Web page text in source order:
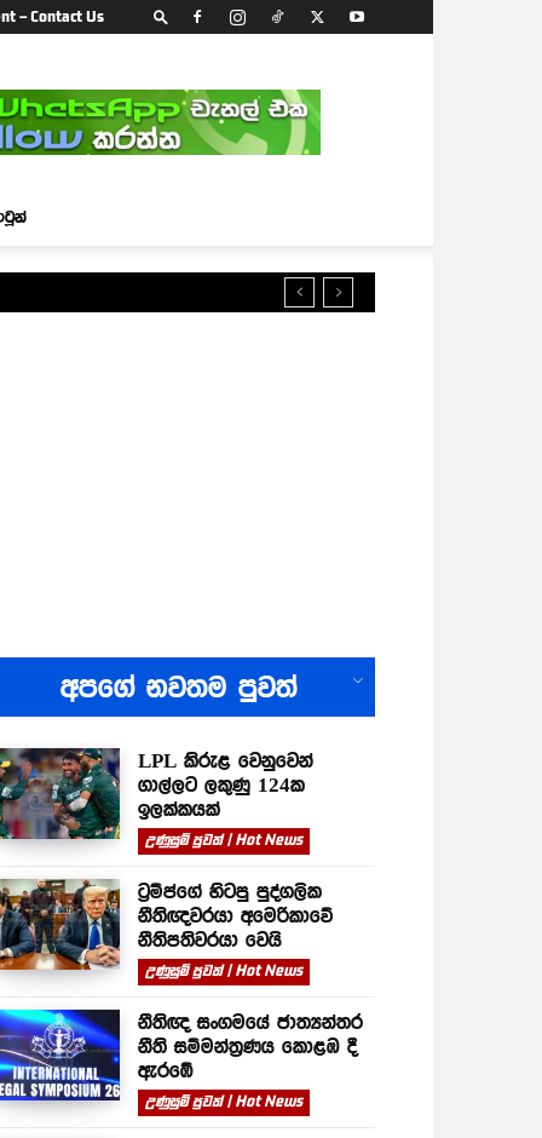
– Contact Us
අපගේ නවතම පුවත්
LPL කිරුළ වෙනුවෙන්
ගාල්ලට ලකුණු 124ක
ඉලක්කයක්
උණුසුම් පුවත් | Hot News
ට්‍රම්ප්ගේ හිටපු පුද්ගලික
නීතිඥවරයා අමෙරිකාවේ
නීතිපතිවරයා වෙයි
උණුසුම් පුවත් | Hot News
නීතිඥ සංගමයේ ජාත්‍යන්තර
නීති සම්මන්ත්‍රණය කොළඹ දී
ඇරඹේ
උණුසුම් පුවත් | Hot News